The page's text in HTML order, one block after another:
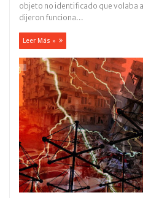
objeto no identificado que volaba
dijeron funciona...
Leer Más »